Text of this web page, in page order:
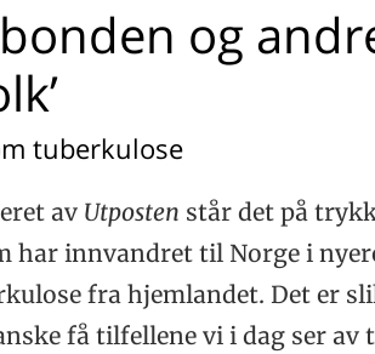
jobben gjøres hjemmefra
år siden
betydning i framtidas
av asylsøkere i Råde – hva nå?
i kommuner
gynekologisk avdeling
eller en gave?
når livet går mot slutten
pasienter utenfor sykehus
i medisinstudiet
og
tuberkulose
av Utposten står det på
har innvandret til Norge i
fra hjemlandet. Det er
få tilfellene vi i dag ser av